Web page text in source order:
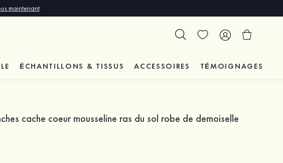
maintenant
ÉCHANTILLONS & TISSUS ACCESSOIRES TÉMOIGNAGES
cache coeur mousseline ras du sol robe de demoiselle